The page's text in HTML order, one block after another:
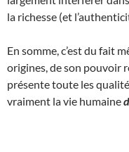
la richesse (et
En somme, c’est du fait
origines, de son pouvoir
présente toute les
vraiment la vie humaine